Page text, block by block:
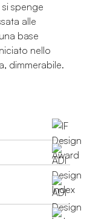
spenge
alle
base
nello
dimmerabile.